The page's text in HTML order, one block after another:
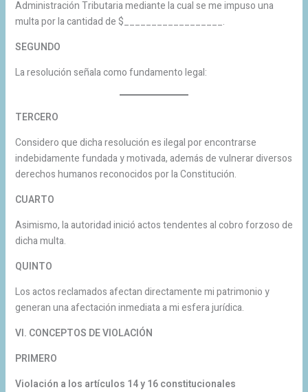
Administración Tributaria mediante la cual se me impuso una
multa por la cantidad de $__________________.
SEGUNDO
La resolución señala como fundamento legal:
TERCERO
Considero que dicha resolución es ilegal por encontrarse
indebidamente fundada y motivada, además de vulnerar diversos
derechos humanos reconocidos por la Constitución.
CUARTO
Asimismo, la autoridad inició actos tendentes al cobro forzoso de
dicha multa.
QUINTO
Los actos reclamados afectan directamente mi patrimonio y
generan una afectación inmediata a mi esfera jurídica.
VI. CONCEPTOS DE VIOLACIÓN
PRIMERO
Violación a los artículos 14 y 16 constitucionales